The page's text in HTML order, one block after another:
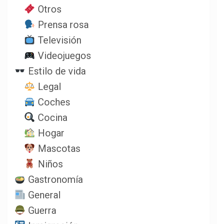
Otros
Prensa rosa
Televisión
Videojuegos
Estilo de vida
Legal
Coches
Cocina
Hogar
Mascotas
Niños
Gastronomía
General
Guerra